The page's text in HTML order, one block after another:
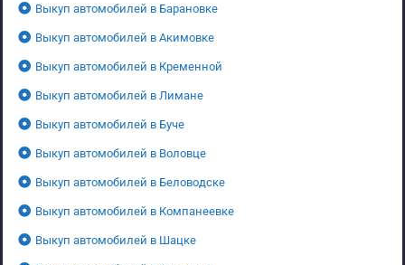
Выкуп автомобилей в Барановке
Выкуп автомобилей в Акимовке
Выкуп автомобилей в Кременной
Выкуп автомобилей в Лимане
Выкуп автомобилей в Буче
Выкуп автомобилей в Воловце
Выкуп автомобилей в Беловодске
Выкуп автомобилей в Компанеевке
Выкуп автомобилей в Шацке